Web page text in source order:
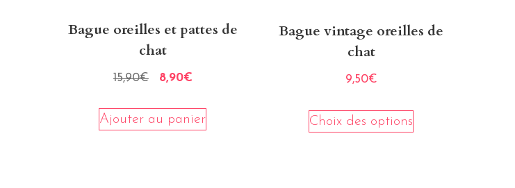
Bague oreilles et pattes de
chat
15,90€ 8,90€
Ajouter au panier
Bague vintage oreilles de
chat
9,50€
Choix des options